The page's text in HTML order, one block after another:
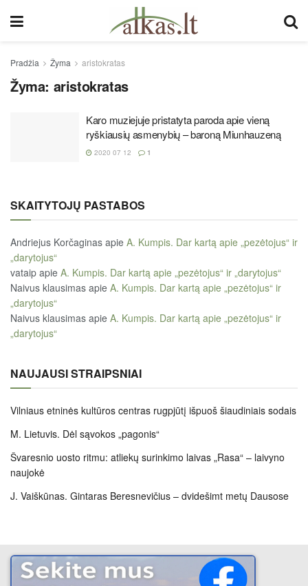
Pradžia Žyma aristokratas
Žyma: aristokratas
Karo muziejuje pristatyta paroda apie vieną
ryškiausių asmenybių – baroną Miunhauzeną
2020 07 12 1
SKAITYTOJŲ PASTABOS
Andriejus Korčaginas apie A. Kumpis. Dar kartą apie „pezėtojus“ ir
„darytojus“
vataip apie A. Kumpis. Dar kartą apie „pezėtojus“ ir „darytojus“
Naivus klausimas apie A. Kumpis. Dar kartą apie „pezėtojus“ ir
„darytojus“
Naivus klausimas apie A. Kumpis. Dar kartą apie „pezėtojus“ ir
„darytojus“
NAUJAUSI STRAIPSNIAI
Vilniaus etninės kultūros centras rugpjūtį išpuoš šiaudiniais sodais
M. Lietuvis. Dėl sąvokos „pagonis“
Švaresnio uosto ritmu: atliekų surinkimo laivas „Rasa“ – laivyno
naujokė
J. Vaiškūnas. Gintaras Beresnevičius – dvidešimt metų Dausose